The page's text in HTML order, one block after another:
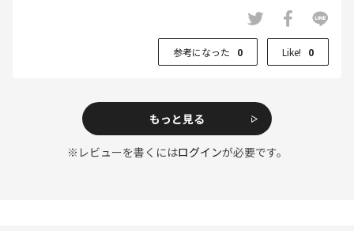
参考になった 0 Like! 0
もっと見る
※レビューを書くにはログインが必要です。